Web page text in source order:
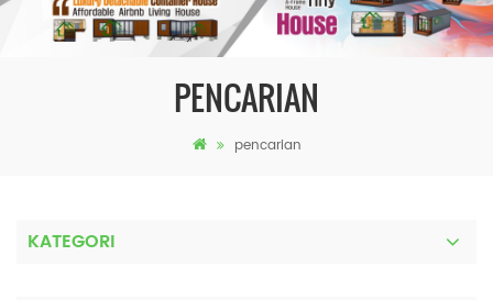
PENCARIAN
pencarian
KATEGORI